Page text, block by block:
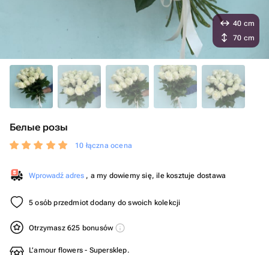
Белые розы
10 łączna ocena
Wprowadź adres , a my dowiemy się, ile kosztuje dostawa
5 osób przedmiot dodany do swoich kolekcji
Otrzymasz 625 bonusów
L’amour flowers - Supersklep.
40 cm
70 cm